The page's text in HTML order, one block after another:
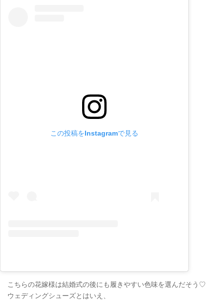
この投稿をInstagramで見る
こちらの花嫁様は結婚式の後にも履きやすい色味を選んだそう♡
ウェディングシューズとはいえ、